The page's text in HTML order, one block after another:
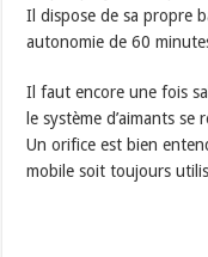
Il dispose de sa propre
autonomie de 60
Il faut encore une fois
le système d’aimants se
Un orifice est bien
mobile soit toujours